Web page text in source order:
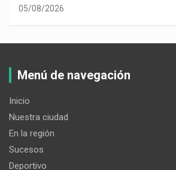
05/08/2026
Menú de navegación
Inicio
Nuestra ciudad
En la región
Sucesos
Deportivo